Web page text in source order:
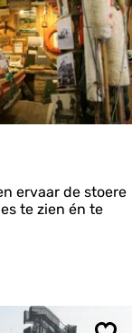
ervaar de stoere
te zien én te